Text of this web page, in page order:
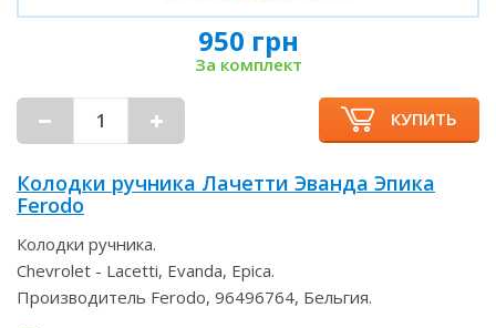
950 грн
За комплект
КУПИТЬ
Колодки ручника Лачетти Эванда Эпика
Ferodo
Колодки ручника.
Chevrolet - Lacetti, Evanda, Epica.
Производитель Ferodo, 96496764, Бельгия.